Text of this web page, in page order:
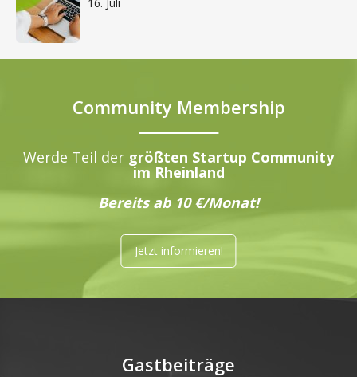
Community Membership
Werde Teil der größten Startup Community
im Rheinland
Bereits ab 10 €/Monat!
Jetzt informieren!
Gastbeiträge